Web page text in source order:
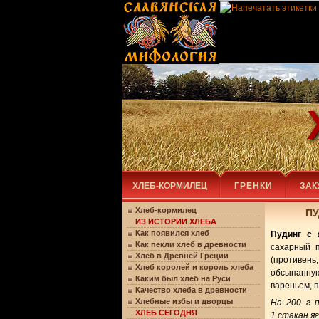
ХЛЕБ-КОРМИЛЕЦ ГРЕНКИ
Хлеб-кормилец
ИЗ ИСТОРИИ ХЛЕБА
Как появился хлеб
Как пекли хлеб в древности
Хлеб в Древней Греции
Хлеб королей и король хлеба
Каким был хлеб на Руси
Качество хлеба в древности
Хлебные избы и дворцы
ХЛЕБ СЕГОДНЯ
Пудинг с
сахарный
вареньем,
На 200 г
1 стакан